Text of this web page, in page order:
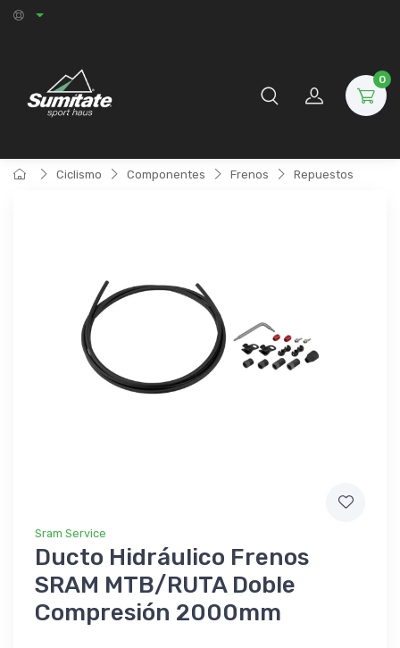
0
Ciclismo Componentes Frenos Repuestos
Sram Service
Ducto Hidráulico Frenos
SRAM MTB/RUTA Doble
Compresión 2000mm